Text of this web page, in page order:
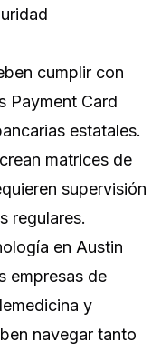
cumplir con
Payment Card
estatales.
matrices de
supervisión
regulares.
en Austin
empresas de
y
navegar tanto